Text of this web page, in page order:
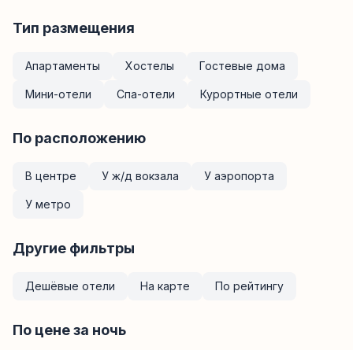
Тип размещения
Апартаменты Хостелы Гостевые дома
Мини-отели Спа-отели Курортные отели
По расположению
В центре У ж/д вокзала У аэропорта
У метро
Другие фильтры
Дешёвые отели На карте По рейтингу
По цене за ночь